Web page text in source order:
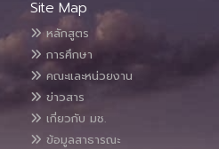
Site Map
หลักสูตร
การศึกษา
คณะและหน่วยงาน
ข่าวสาร
เกี่ยวกับ มช.
ข้อมูลสาธารณะ